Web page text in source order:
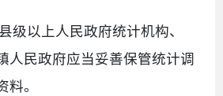
级以上人民政府统计机构、
人民政府应当妥善保管统计调
。